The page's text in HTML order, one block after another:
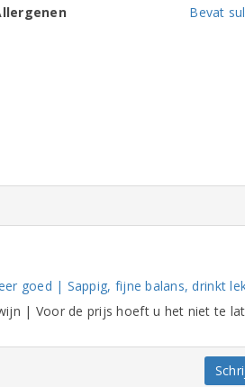
Bevat
goed | Sappig, fijne balans, drinkt
| Voor de prijs hoeft u het niet te